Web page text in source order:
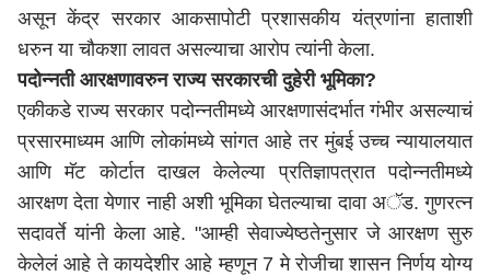
असून केंद्र सरकार आकसापोटी प्रशासकीय यंत्रणांना हाताशी
धरुन या चौकशा लावत असल्याचा आरोप त्यांनी केला.
पदोन्नती आरक्षणावरुन राज्य सरकारची दुहेरी भूमिका?
एकीकडे राज्य सरकार पदोन्नतीमध्ये आरक्षणासंदर्भात गंभीर असल्याचं
प्रसारमाध्यम आणि लोकांमध्ये सांगत आहे तर मुंबई उच्च न्यायालयात
आणि मॅट कोर्टात दाखल केलेल्या प्रतिज्ञापत्रात पदोन्नतीमध्ये
आरक्षण देता येणार नाही अशी भूमिका घेतल्याचा दावा अॅड. गुणरत्न
सदावर्ते यांनी केला आहे. "आम्ही सेवाज्येष्ठतेनुसार जे आरक्षण सुरु
केलेलं आहे ते कायदेशीर आहे म्हणून 7 मे रोजीचा शासन निर्णय योग्य